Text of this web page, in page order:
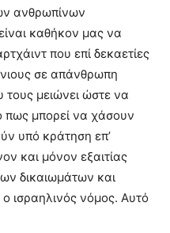
ανθρωπίνων
καθήκον μας να
που επί δεκαετίες
σε απάνθρωπη
τους μειώνει ώστε να
πως μπορεί να χάσουν
υπό κράτηση επ’
και μόνον εξαιτίας
δικαιωμάτων και
ισραηλινός νόμος. Αυτό